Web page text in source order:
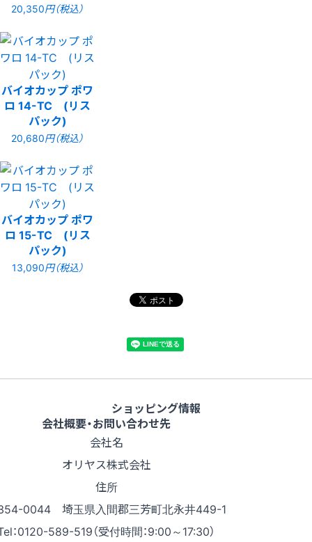
20,350円（税込）
バイオカップ ポワ
ロ 14-TC (リス
パック)
20,680円（税込）
バイオカップ ポワ
ロ 15-TC (リス
パック)
13,090円（税込）
ショッピング情報
会社概要・お問い合わせ先
会社名
オリヤス株式会社
住所
0044 埼玉県入間郡三芳町北永井449-1
：0120-589-519（受付時間：9:00～17:30）